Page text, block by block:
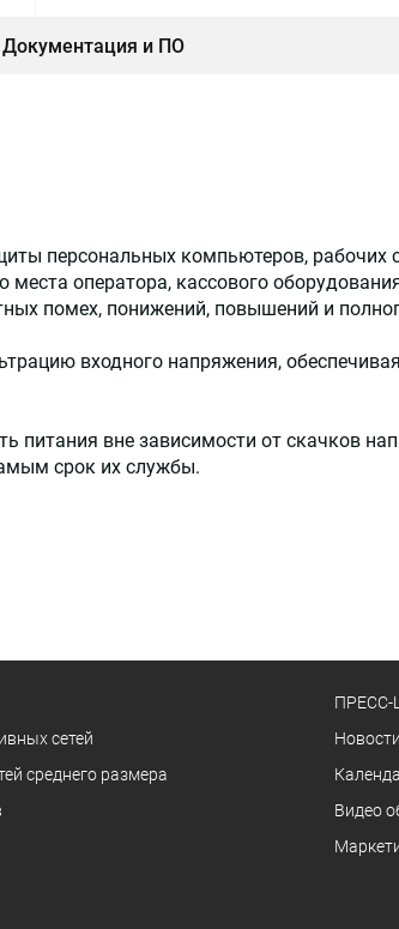
Документация и ПО
персональных компьютеров, рабочих
оператора, кассового
помех, понижений, повышений и
входного напряжения,
питания вне зависимости от скачков
срок их службы.
сетей
среднего размера
ПРЕСС-
Новости
Видео